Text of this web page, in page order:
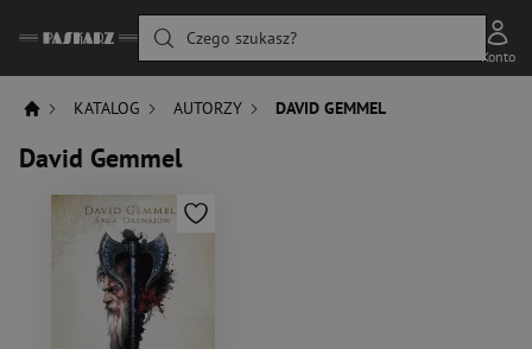
Czego szukasz?
Konto
KATALOG AUTORZY DAVID GEMMEL
David Gemmel